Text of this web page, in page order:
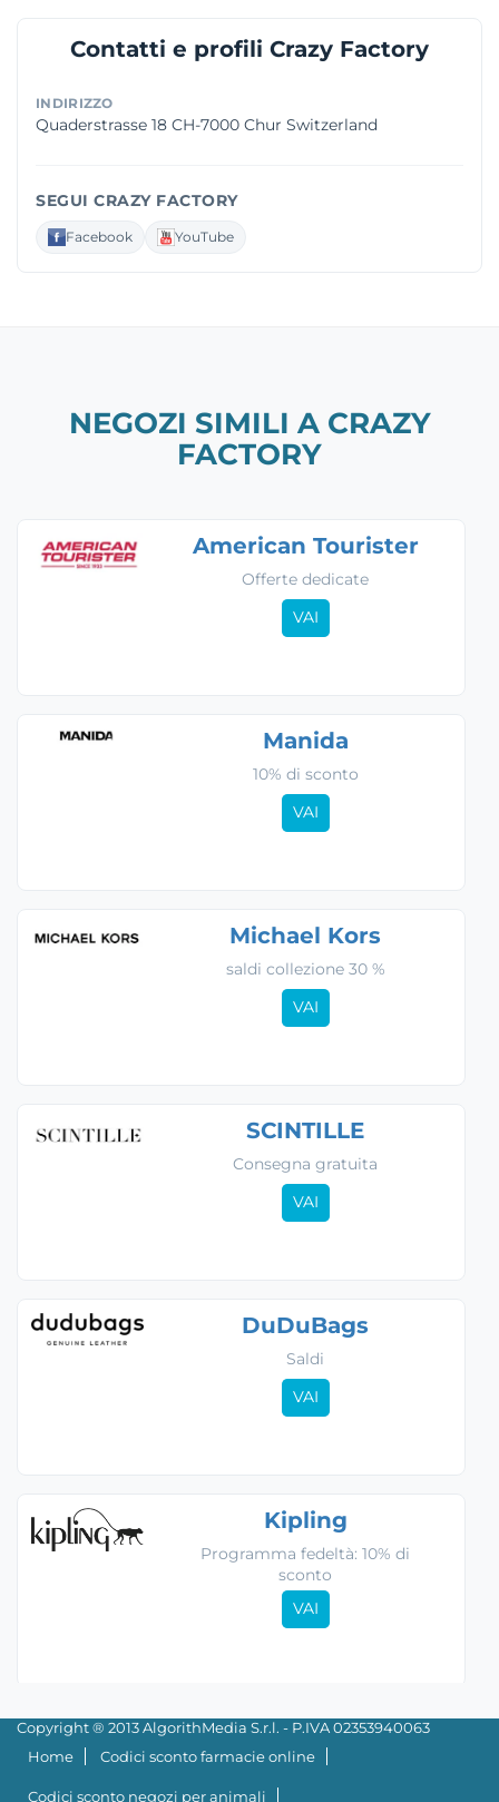
Contatti e profili Crazy Factory
INDIRIZZO
Quaderstrasse 18 CH-7000 Chur Switzerland
SEGUI CRAZY FACTORY
Facebook YouTube
NEGOZI SIMILI A CRAZY
FACTORY
American Tourister
Offerte dedicate
VAI
Manida
10% di sconto
VAI
Michael Kors
saldi collezione 30 %
VAI
SCINTILLE
Consegna gratuita
VAI
DuDuBags
Saldi
VAI
Kipling
Programma fedeltà: 10% di
sconto
VAI
Copyright ® 2013 AlgorithMedia S.r.l. - P.IVA 02353940063
Home
Codici sconto farmacie online
Codici sconto negozi per animali